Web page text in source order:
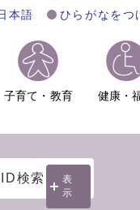
本語 ひらがなをつ
子育て・教育 健康・
検索
表
示